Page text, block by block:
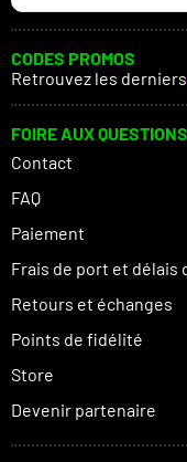
CODES PROMOS
Retrouvez les derniers
FOIRE AUX QUESTIONS
Contact
FAQ
Paiement
Frais de port et délais
Retours et échanges
Points de fidélité
Store
Devenir partenaire